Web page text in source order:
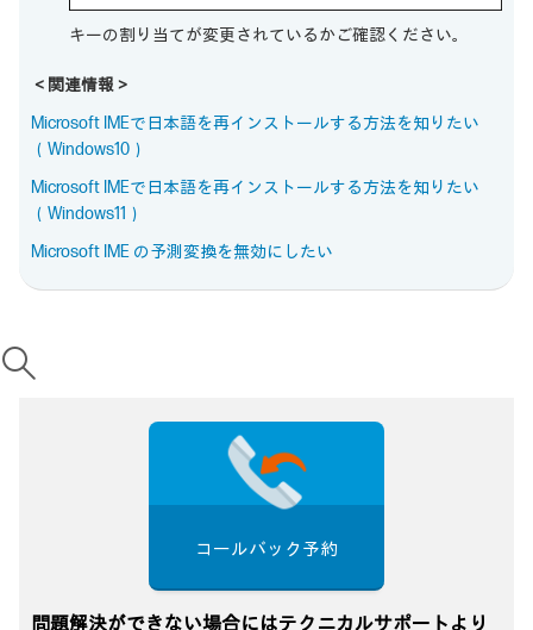
キーの割り当てが変更されているかご確認ください。
＜関連情報＞
Microsoft IMEで日本語を再インストールする方法を知りたい
（Windows10）
Microsoft IMEで日本語を再インストールする方法を知りたい
（Windows11）
Microsoft IME の予測変換を無効にしたい
コールバック予約
問題解決ができない場合にはテクニカルサポートより